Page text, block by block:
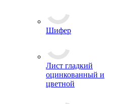
Шифер
Лист гладкий
оцинкованный и
цветной